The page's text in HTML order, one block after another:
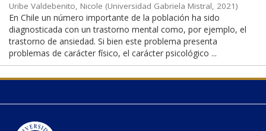
Uribe Valdebenito, Nicole (Universidad Gabriela Mistral, 2021)
En Chile un número importante de la población ha sido
diagnosticada con un trastorno mental como, por ejemplo, el
trastorno de ansiedad. Si bien este problema presenta
problemas de carácter físico, el carácter psicológico ...